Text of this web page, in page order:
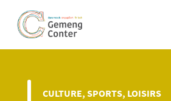
CULTURE, SPORTS, LOISIRS